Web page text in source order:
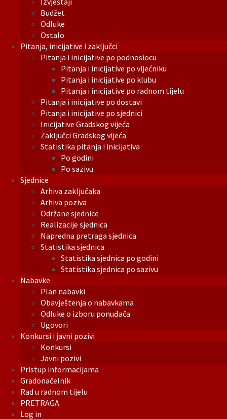
Budžet
Odluke
Ostalo
Pitanja, inicijative i zaključci
Pitanja i inicijative po podnosiocu
Pitanja i inicijative po vijećniku
Pitanja i inicijative po klubu
Pitanja i inicijative po radnom tijelu
Pitanja i inicijative po dostavi
Pitanja i inicijative po sjednici
Inicijative Gradskog vijeća
Zaključci Gradskog vijeća
Statistika pitanja i inicijativa
Po godini
Po sazivu
Sjednice
Arhiva zaključaka
Arhiva poziva
Održane sjednice
Realizacije sjednica
Napredna pretraga sjednica
Statistika sjednica
Statistika sjednica po godini
Statistika sjednica po sazivu
Nabavke
Plan nabavki
Obavještenja o nabavkama
Odluke o izboru ponuđača
Ugovori
Konkursi i javni pozivi
Konkursi
Javni pozivi
Pristup informacijama
Gradonačelnik
Rad u radnom tijelu
PRETRAGA
Log in